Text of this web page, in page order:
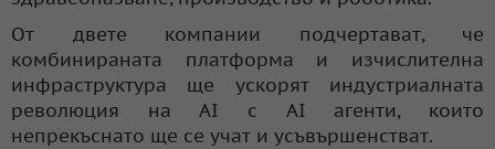
От двете компании подчертават, че
комбинираната платформа и изчислителна
инфраструктура ще ускорят индустриалната
революция на AI с AI агенти, които
непрекъснато ще се учат и усъвършенстват.